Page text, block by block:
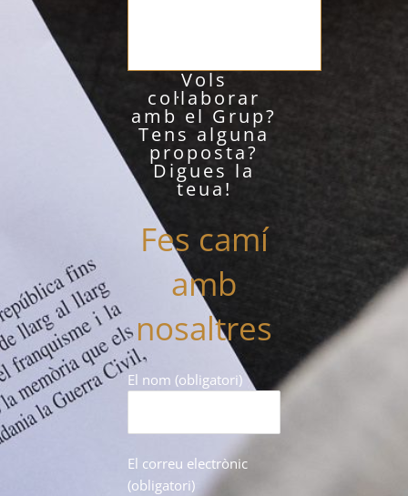
Vols
col·laborar
amb el Grup?
Tens alguna
proposta?
Digues la
teua!
Fes camí
amb
nosaltres
El nom (obligatori)
El correu electrònic
(obligatori)